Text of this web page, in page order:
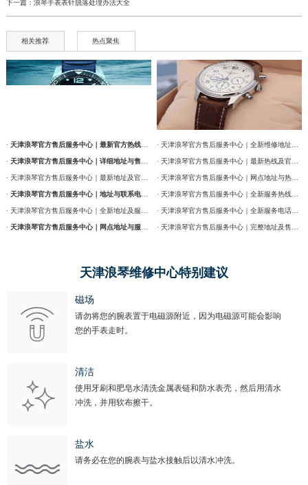
下一篇： 浪琴手表表针脱落处理办法大全
相关推荐 热点聚焦
· 天津浪琴官方售后服务中心｜最新官方热线及维修地址权威信息通告（2026年7月最新）
· 天津浪琴官方售后服务中心｜详细地址与售后服务电话权威信息公告（2026年7月最新）
· 天津浪琴官方售后服务中心｜地址与联系电话权威信息公告（2026年7月最新）
· 天津浪琴官方售后服务中心｜网点地址与服务热线权威信息公示（2026年7月最新）
天津浪琴维修中心特别建议
磁场
请勿将您的腕表置于电磁源附近，因为电磁源可能会影响
您的手表走时。
清洁
使用牙刷和肥皂水清洗金属表链和防水表壳，然后用清水
冲洗，并用软布擦干。
盐水
请务必在您的腕表与盐水接触后以清水冲洗。